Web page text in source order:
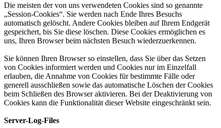
Die meisten der von uns verwendeten Cookies sind so genannte
„Session-Cookies“. Sie werden nach Ende Ihres Besuchs
automatisch gelöscht. Andere Cookies bleiben auf Ihrem Endgerät
gespeichert, bis Sie diese löschen. Diese Cookies ermöglichen es
uns, Ihren Browser beim nächsten Besuch wiederzuerkennen.
Sie können Ihren Browser so einstellen, dass Sie über das Setzen
von Cookies informiert werden und Cookies nur im Einzelfall
erlauben, die Annahme von Cookies für bestimmte Fälle oder
generell ausschließen sowie das automatische Löschen der Cookies
beim Schließen des Browser aktivieren. Bei der Deaktivierung von
Cookies kann die Funktionalität dieser Website eingeschränkt sein.
Server-Log-Files